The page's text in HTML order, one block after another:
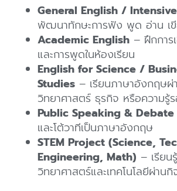
General English /
พัฒนาทักษะการฟัง พูด อ่าน เ
Academic English – ฝึกการ
และการพูดในห้องเรียน
English for Science /
Studies – เรียนภาษาอังกฤษผ่
วิทยาศาสตร์ ธุรกิจ หรือความรู้
Public Speaking & Debate
และโต้วาทีเป็นภาษาอังกฤษ
STEM Project (Science,
Engineering, Math) – เรีย
วิทยาศาสตร์และเทคโนโลยีผ่าน